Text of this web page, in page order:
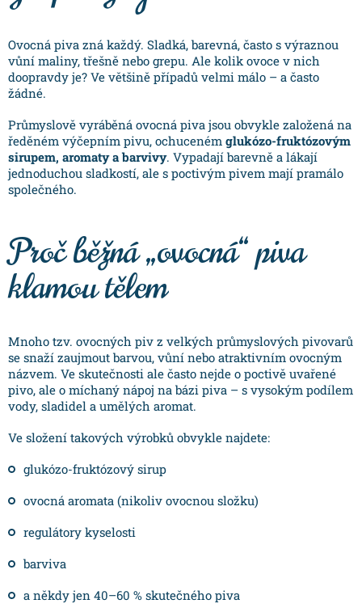
Ovocná piva zná každý. Sladká, barevná, často s výraznou
vůní maliny, třešně nebo grepu. Ale kolik ovoce v nich
doopravdy je? Ve většině případů velmi málo – a často
žádné.
Průmyslově vyráběná ovocná piva jsou obvykle založená na
ředěném výčepním pivu, ochuceném glukózo-fruktózovým
sirupem, aromaty a barvivy. Vypadají barevně a lákají
jednoduchou sladkostí, ale s poctivým pivem mají pramálo
společného.
Proč běžná „ovocná“ piva
klamou tělem
Mnoho tzv. ovocných piv z velkých průmyslových pivovarů
se snaží zaujmout barvou, vůní nebo atraktivním ovocným
názvem. Ve skutečnosti ale často nejde o poctivě uvařené
pivo, ale o míchaný nápoj na bázi piva – s vysokým podílem
vody, sladidel a umělých aromat.
Ve složení takových výrobků obvykle najdete:
glukózo-fruktózový sirup
ovocná aromata (nikoliv ovocnou složku)
regulátory kyselosti
barviva
a někdy jen 40–60 % skutečného piva